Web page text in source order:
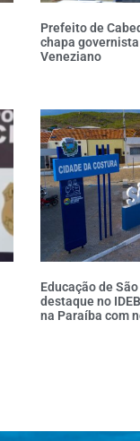
Prefeito de
chapa
Veneziano
Educação de
destaque no
na Paraíba com